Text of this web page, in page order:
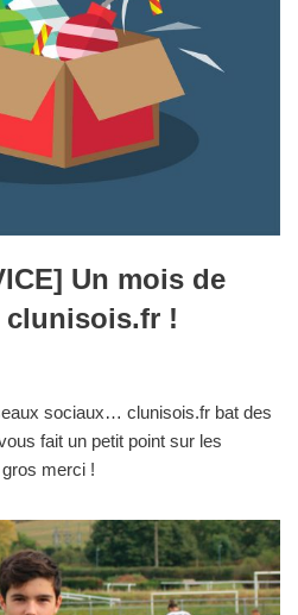
Un mois de
clunisois.fr !
sociaux… clunisois.fr bat des
fait un petit point sur les
merci !